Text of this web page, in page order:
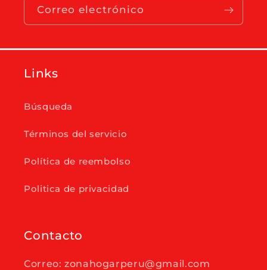
Correo electrónico
Links
Búsqueda
Términos del servicio
Política de reembolso
Politica de privacidad
Contacto
Correo: zonahogarperu@gmail.com